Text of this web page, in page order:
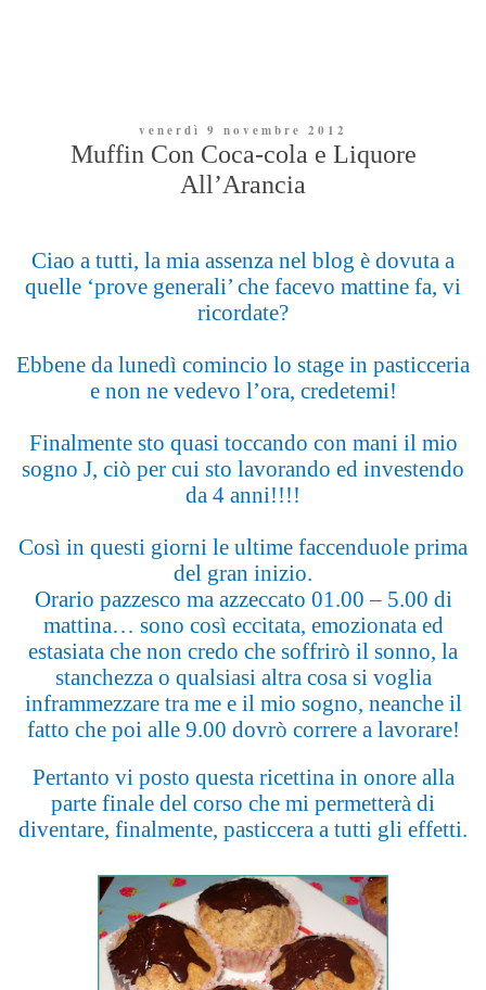
venerdì 9 novembre 2012
Muffin Con Coca-cola e Liquore
All’Arancia
Ciao a tutti, la mia assenza nel blog è dovuta a
quelle ‘prove generali’ che facevo mattine fa, vi
ricordate?
Ebbene da lunedì comincio lo stage in pasticceria
e non ne vedevo l’ora, credetemi!
Finalmente sto quasi toccando con mani il mio
sogno J, ciò per cui sto lavorando ed investendo
da 4 anni!!!!
Così in questi giorni le ultime faccenduole prima
del gran inizio.
Orario pazzesco ma azzeccato 01.00 – 5.00 di
mattina… sono così eccitata, emozionata ed
estasiata che non credo che soffrirò il sonno, la
stanchezza o qualsiasi altra cosa si voglia
inframmezzare tra me e il mio sogno, neanche il
fatto che poi alle 9.00 dovrò correre a lavorare!
Pertanto vi posto questa ricettina in onore alla
parte finale del corso che mi permetterà di
diventare, finalmente, pasticcera a tutti gli effetti.